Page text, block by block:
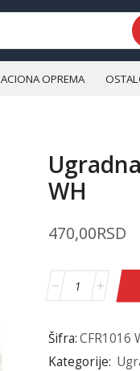
OPREMA
WH
470,00RSD
Šifra:CFR1016
Kategorije: